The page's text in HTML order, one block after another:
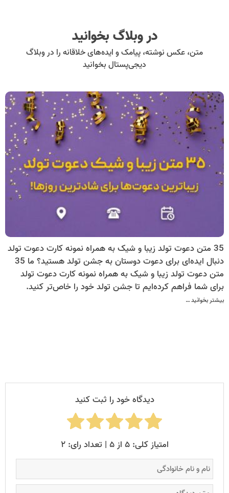
در وبلاگ بخوانید
متن، عکس نوشته، پیامک و ایده‌های خلاقانه را در وبلاگ
دیجی‌پستال بخوانید
35 متن دعوت تولد زیبا و شیک به همراه نمونه کارت دعوت تولد
دنبال ایده‌ای برای دعوت دوستان به جشن تولد هستید؟ ما 35
متن دعوت تولد زیبا و شیک به همراه نمونه کارت دعوت تولد
برای شما فراهم کرده‌ایم تا جشن تولد خود را خاص‌تر کنید.
بیشتر بخوانید …
دیدگاه خود را ثبت کنید
امتیاز کلی: ۵ از ۵ | تعداد رای: ۲